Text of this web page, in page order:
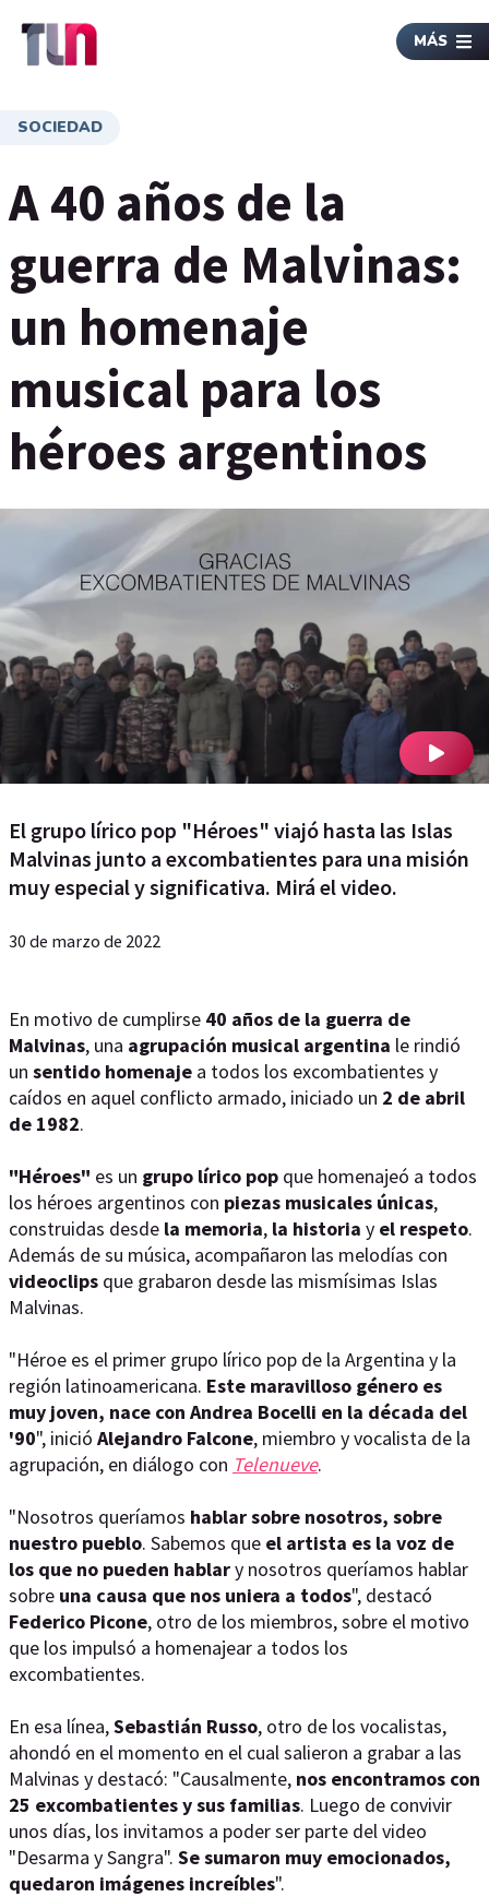
MÁS
SOCIEDAD
A 40 años de la
guerra de Malvinas:
un homenaje
musical para los
héroes argentinos
El grupo lírico pop "Héroes" viajó hasta las Islas
Malvinas junto a excombatientes para una misión
muy especial y significativa. Mirá el video.
30 de marzo de 2022
En motivo de cumplirse 40 años de la guerra de
Malvinas, una agrupación musical argentina le rindió
un sentido homenaje a todos los excombatientes y
caídos en aquel conflicto armado, iniciado un 2 de abril
de 1982.
"Héroes" es un grupo lírico pop que homenajeó a todos
los héroes argentinos con piezas musicales únicas,
construidas desde la memoria, la historia y el respeto.
Además de su música, acompañaron las melodías con
videoclips que grabaron desde las mismísimas Islas
Malvinas.
"Héroe es el primer grupo lírico pop de la Argentina y la
región latinoamericana. Este maravilloso género es
muy joven, nace con Andrea Bocelli en la década del
'90", inició Alejandro Falcone, miembro y vocalista de la
agrupación, en diálogo con Telenueve.
"Nosotros queríamos hablar sobre nosotros, sobre
nuestro pueblo. Sabemos que el artista es la voz de
los que no pueden hablary nosotros queríamos hablar
sobre una causa que nos uniera a todos", destacó
Federico Picone, otro de los miembros, sobre el motivo
que los impulsó a homenajear a todos los
excombatientes.
En esa línea,Sebastián Russo, otro de los vocalistas,
ahondó en el momento en el cual salieron a grabar a las
Malvinas y destacó: "Causalmente, nos encontramos con
25 excombatientes y sus familias. Luego de convivir
unos días, los invitamos a poder ser parte del video
"Desarma y Sangra". Se sumaron muy emocionados,
quedaron imágenes increíbles".